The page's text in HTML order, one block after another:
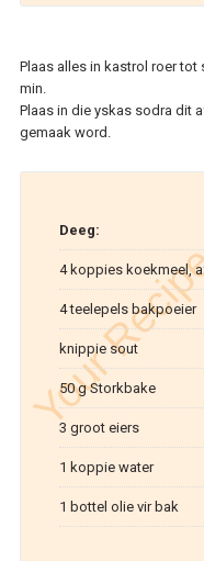
Plaas alles in kastrol roer
min.
Plaas in die yskas sodra dit
gemaak word.
Deeg:
4 koppies koekmeel,
4 teelepels bakpoeier
knippie sout
50 g Storkbake
3 groot eiers
1 koppie water
1 bottel olie vir bak